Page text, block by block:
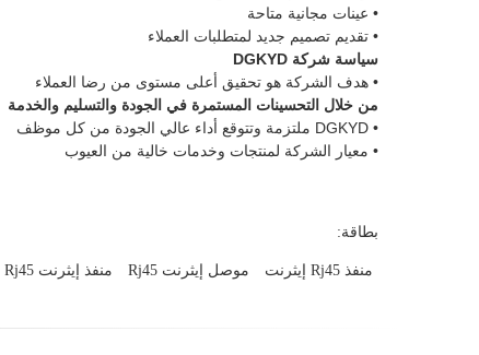
• عينات مجانية متاحة
• تقديم تصميم جديد لمتطلبات العملاء
سياسة شركة DGKYD
• هدف الشركة هو تحقيق أعلى مستوى من رضا العملاء
من خلال التحسينات المستمرة في الجودة والتسليم والخدمة
• DGKYD ملتزمة وتتوقع أداء عالي الجودة من كل موظف
• معيار الشركة لمنتجات وخدمات خالية من العيوب
بطاقة:
منفذ Rj45 إيثرنت موصل إيثرنت Rj45 منفذ إيثرنت Rj45